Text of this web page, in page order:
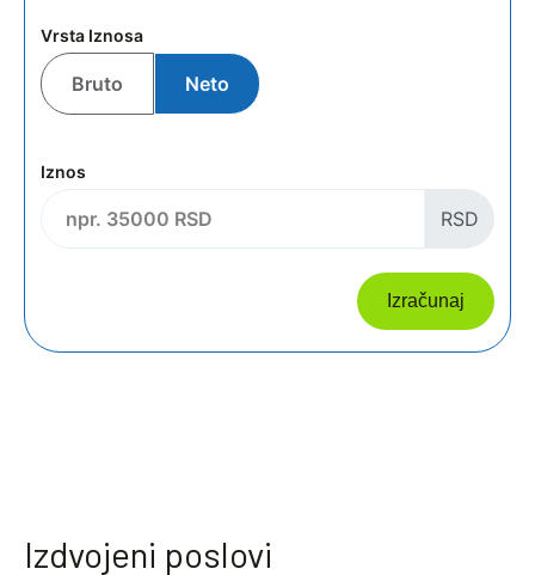
Vrsta Iznosa
Bruto Neto
Iznos
RSD
Izračunaj
Izdvojeni poslovi